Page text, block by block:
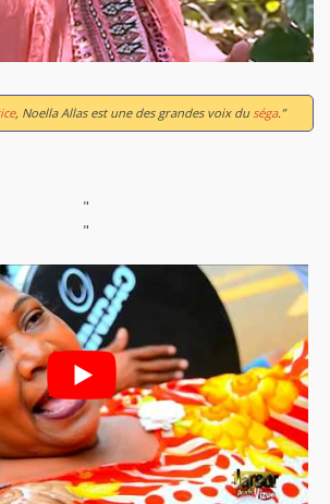
, Noella Allas est une des grandes voix duséga.”
"
"